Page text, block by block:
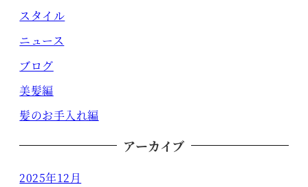
スタイル
ニュース
ブログ
美髪編
髪のお手入れ編
アーカイブ
2025年12月